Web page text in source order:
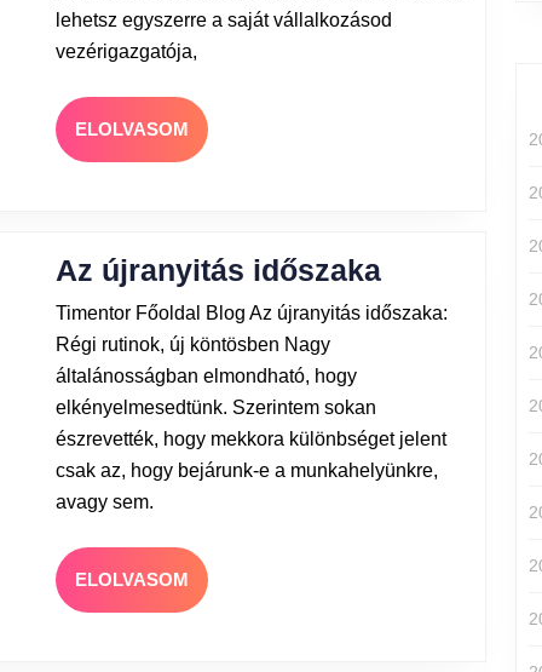
lehetsz egyszerre a saját vállalkozásod
vezérigazgatója,
ELOLVASOM
Az újranyitás időszaka
Timentor Főoldal Blog Az újranyitás időszaka:
Régi rutinok, új köntösben Nagy
általánosságban elmondható, hogy
elkényelmesedtünk. Szerintem sokan
észrevették, hogy mekkora különbséget jelent
csak az, hogy bejárunk-e a munkahelyünkre,
avagy sem.
ELOLVASOM